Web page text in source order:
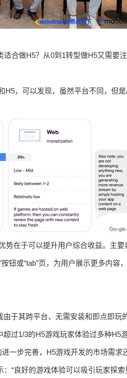
合做H5？从0到1转型做H5又需要
，可以发现，虽然平台不同，但
在于可以提升用户综合收益。主要
钮或“tab”页，为用户展示更多内容
于其跨平台、无需安装和即点即玩
过1/3的H5游戏玩家体验过多种H5
一步完善，H5游戏开发的市场需求
“良好的游戏体验可以吸引玩家探